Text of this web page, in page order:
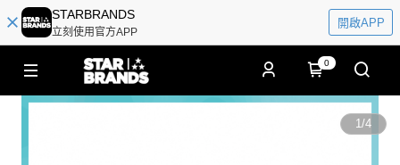
STARBRANDS
立刻使用官方APP
開啟APP
0
1/4